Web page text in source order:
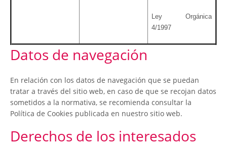
Ley Orgánica
4/1997
Datos de navegación
En relación con los datos de navegación que se puedan
tratar a través del sitio web, en caso de que se recojan datos
sometidos a la normativa, se recomienda consultar la
Política de Cookies publicada en nuestro sitio web.
Derechos de los interesados